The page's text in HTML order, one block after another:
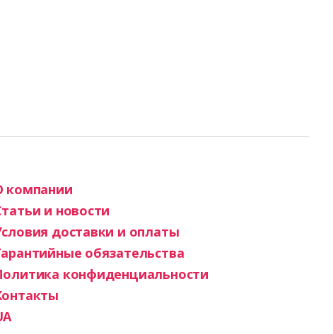
компании
и новости
доставки и оплаты
обязательства
конфиденциальности